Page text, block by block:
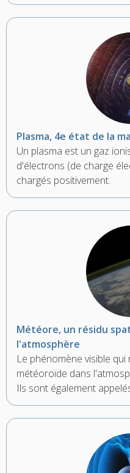
Plasma, 4e état de la
Un plasma est un gaz
d'électrons (de charge
chargés positivement.
Météore, un résidu
l'atmosphère
Le phénomène visible
météoroïde dans
Ils sont également